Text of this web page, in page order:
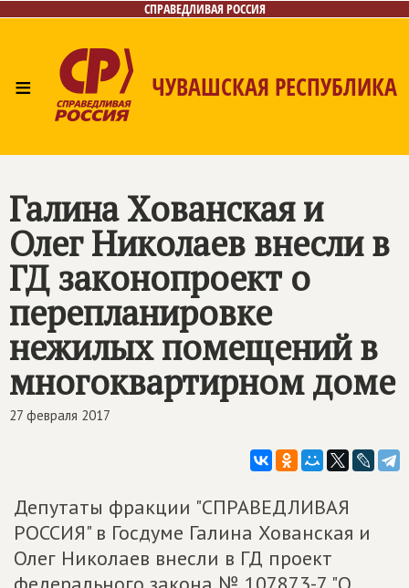
СПРАВЕДЛИВАЯ РОССИЯ
≡ ЧУВАШСКАЯ РЕСПУБЛИКА
Галина Хованская и
Олег Николаев внесли в
ГД законопроект о
перепланировке
нежилых помещений в
многоквартирном доме
27 февраля 2017
Депутаты фракции "СПРАВЕДЛИВАЯ
РОССИЯ" в Госдуме Галина Хованская и
Олег Николаев внесли в ГД проект